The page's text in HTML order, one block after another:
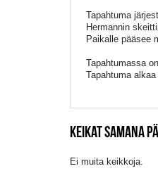
Tapahtuma
Hermannin
Paikalle pääsee
Tapahtumassa
Tapahtuma
KEIKAT SAMANA
Ei muita keikkoja.